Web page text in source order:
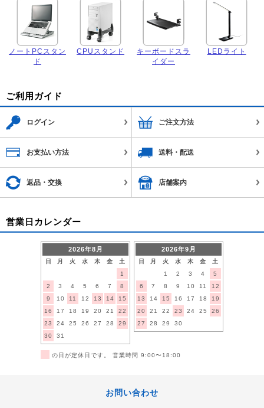
ノートPCスタン
ド
CPUスタンド
キーボードスラ
イダー
LEDライト
ご利用ガイド
ログイン ご注文方法
お支払い方法 送料・配送
返品・交換 店舗案内
営業日カレンダー
2026年8月
日 月 火 水 木 金
土
1
2
3 4 5 6 7
8
9
10 11 12 13 14
15
16
17 18 19 20 21
22
23
24 25 26 27 28
29
30
31
2026年9月
日 月 火 水 木 金
土
1
2 3 4
5
6
7 8 9 10 11
12
13
14 15 16 17 18
19
20
21 22 23 24 25
26
27
28 29 30
の日が定休日です。 営業時間 9:00〜18:00
お問い合わせ